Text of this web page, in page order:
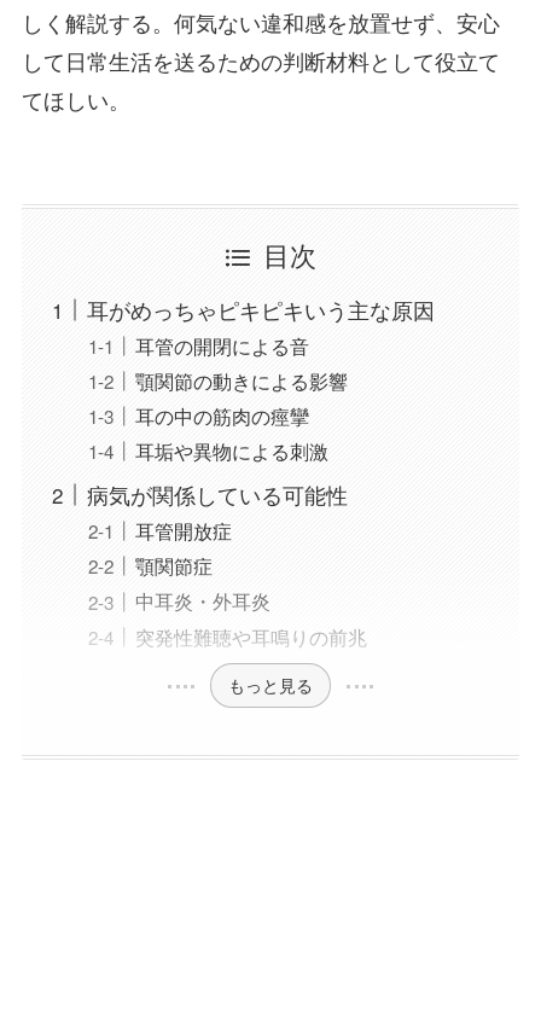
しく解説する。何気ない違和感を放置せず、安心
して日常生活を送るための判断材料として役立て
てほしい。
目次
耳がめっちゃピキピキいう主な原因
耳管の開閉による音
顎関節の動きによる影響
耳の中の筋肉の痙攣
耳垢や異物による刺激
病気が関係している可能性
耳管開放症
顎関節症
中耳炎・外耳炎
突発性難聴や耳鳴りの前兆
もっと見る